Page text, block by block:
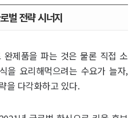
벌 전략 시너지
완제품을 파는 것은 물론 직접 소
을 요리해먹으려는 수요가 늘자,
을 다각화하고 있다.